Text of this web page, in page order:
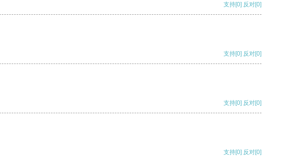
支持[0] 反对[0]
支持[0] 反对[0]
支持[0] 反对[0]
支持[0] 反对[0]